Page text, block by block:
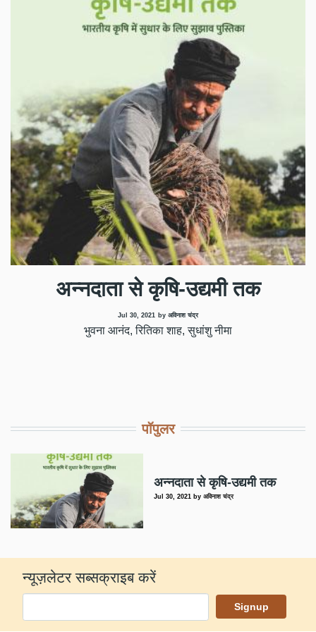
अन्नदाता से कृषि-उद्यमी तक
Jul 30, 2021 by अविनाश चंद्र
भुवना आनंद, रितिका शाह, सुधांशु नीमा
पॉपुलर
अन्नदाता से कृषि-उद्यमी तक
Jul 30, 2021 byअविनाश चंद्र
न्यूज़लेटर सब्सक्राइब करें